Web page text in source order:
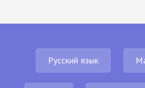
Русский язык